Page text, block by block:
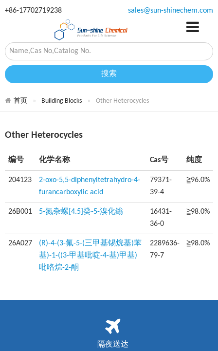
+86-17702719238 sales@sun-shinechem.com
搜索
首页 Building Blocks Other Heterocycles
Other Heterocycles
编号 化学名称 Cas号 纯度
204123
2-oxo-5,5-diphenyltetrahydro-4-
furancarboxylic acid
79371-
39-4
≧96.0%
26B001 5-氮杂螺[4.5]癸-5-溴化鎓
16431-
36-0
≧98.0%
26A027
(R)-4-(3-氟-5-(三甲基锡烷基)苯
基)-1-((3-甲基吡啶-4-基)甲基)
吡咯烷-2-酮
2289636-
79-7
≧98.0%
隔夜送达